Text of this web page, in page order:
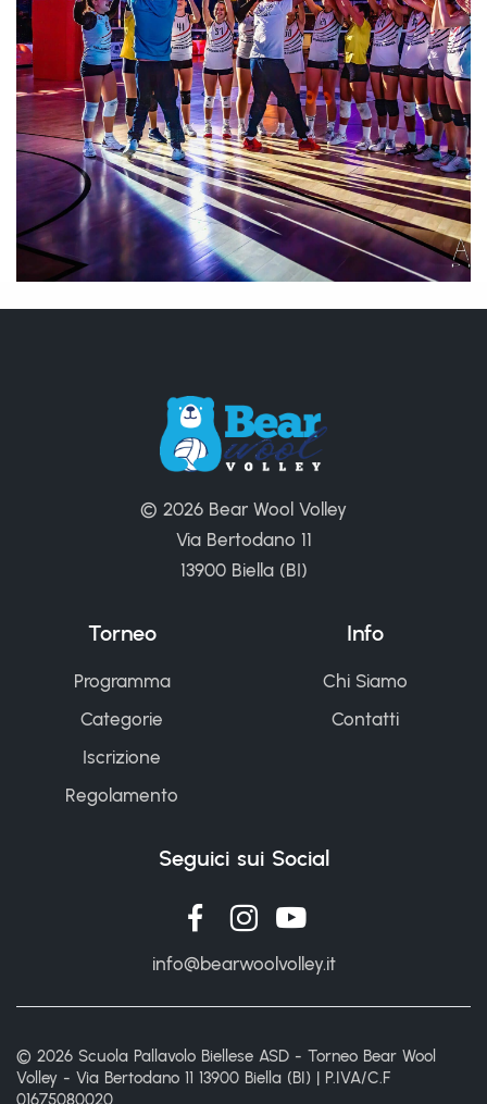
© 2026 Bear Wool Volley
Via Bertodano 11
13900 Biella (BI)
Torneo
Programma
Categorie
Iscrizione
Regolamento
Info
Chi Siamo
Contatti
Seguici sui Social
info@bearwoolvolley.it
© 2026 Scuola Pallavolo Biellese ASD - Torneo Bear Wool
Volley - Via Bertodano 11 13900 Biella (BI) | P.IVA/C.F
01675080020